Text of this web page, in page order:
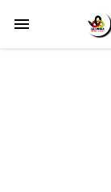
Perkuat Nilai